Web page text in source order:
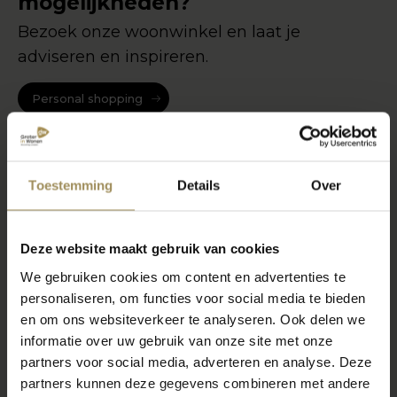
Toestemming Details Over
Deze website maakt gebruik van cookies
We gebruiken cookies om content en advertenties te
personaliseren, om functies voor social media te bieden
en om ons websiteverkeer te analyseren. Ook delen we
informatie over uw gebruik van onze site met onze
partners voor social media, adverteren en analyse. Deze
partners kunnen deze gegevens combineren met andere
Bezoek onze woonwinkel en laat je
adviseren en inspireren.
Personal shopping